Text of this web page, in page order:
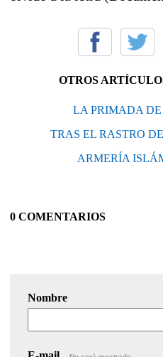
OTROS
LA PRIMADA
TRAS EL RASTRO
ARMERÍA
0 COMENTARIOS
Nombre